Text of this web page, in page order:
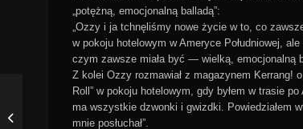
„potężną, emocjonalną balladą”:
„Ozzy i ja tchnęliśmy nowe życie w to, co
w pokoju hotelowym w Ameryce Południowej,
czym zawsze miała być — wielką, emocjonalną
Z kolei Ozzy rozmawiał z magazynem Kerrang!
Roll” w pokoju hotelowym, gdy byłem w trasie
ma wszystkie dzwonki i gwizdki. Powiedziałem
mnie posłuchał”.